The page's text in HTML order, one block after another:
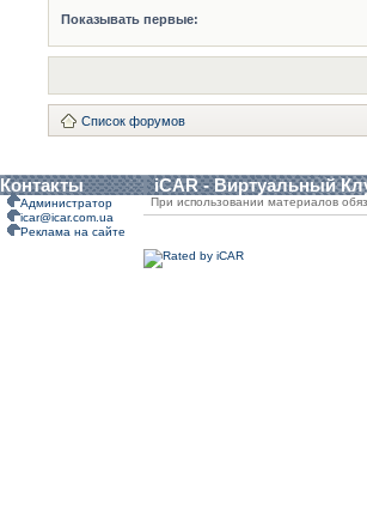
Показывать первые:
Список форумов
Контакты iCAR - Виртуальный
Администратор
icar@icar.com.ua
Реклама на сайте
При использовании материалов